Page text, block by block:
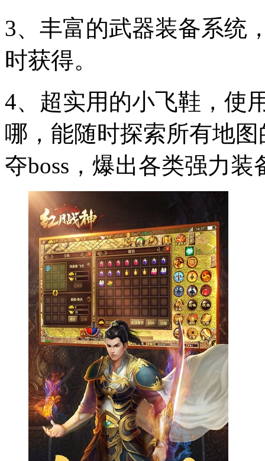
3、丰富的武器装备系统
时获得。
4、超实用的小飞鞋，使
哪，能随时探索所有地
夺boss，爆出各类强力